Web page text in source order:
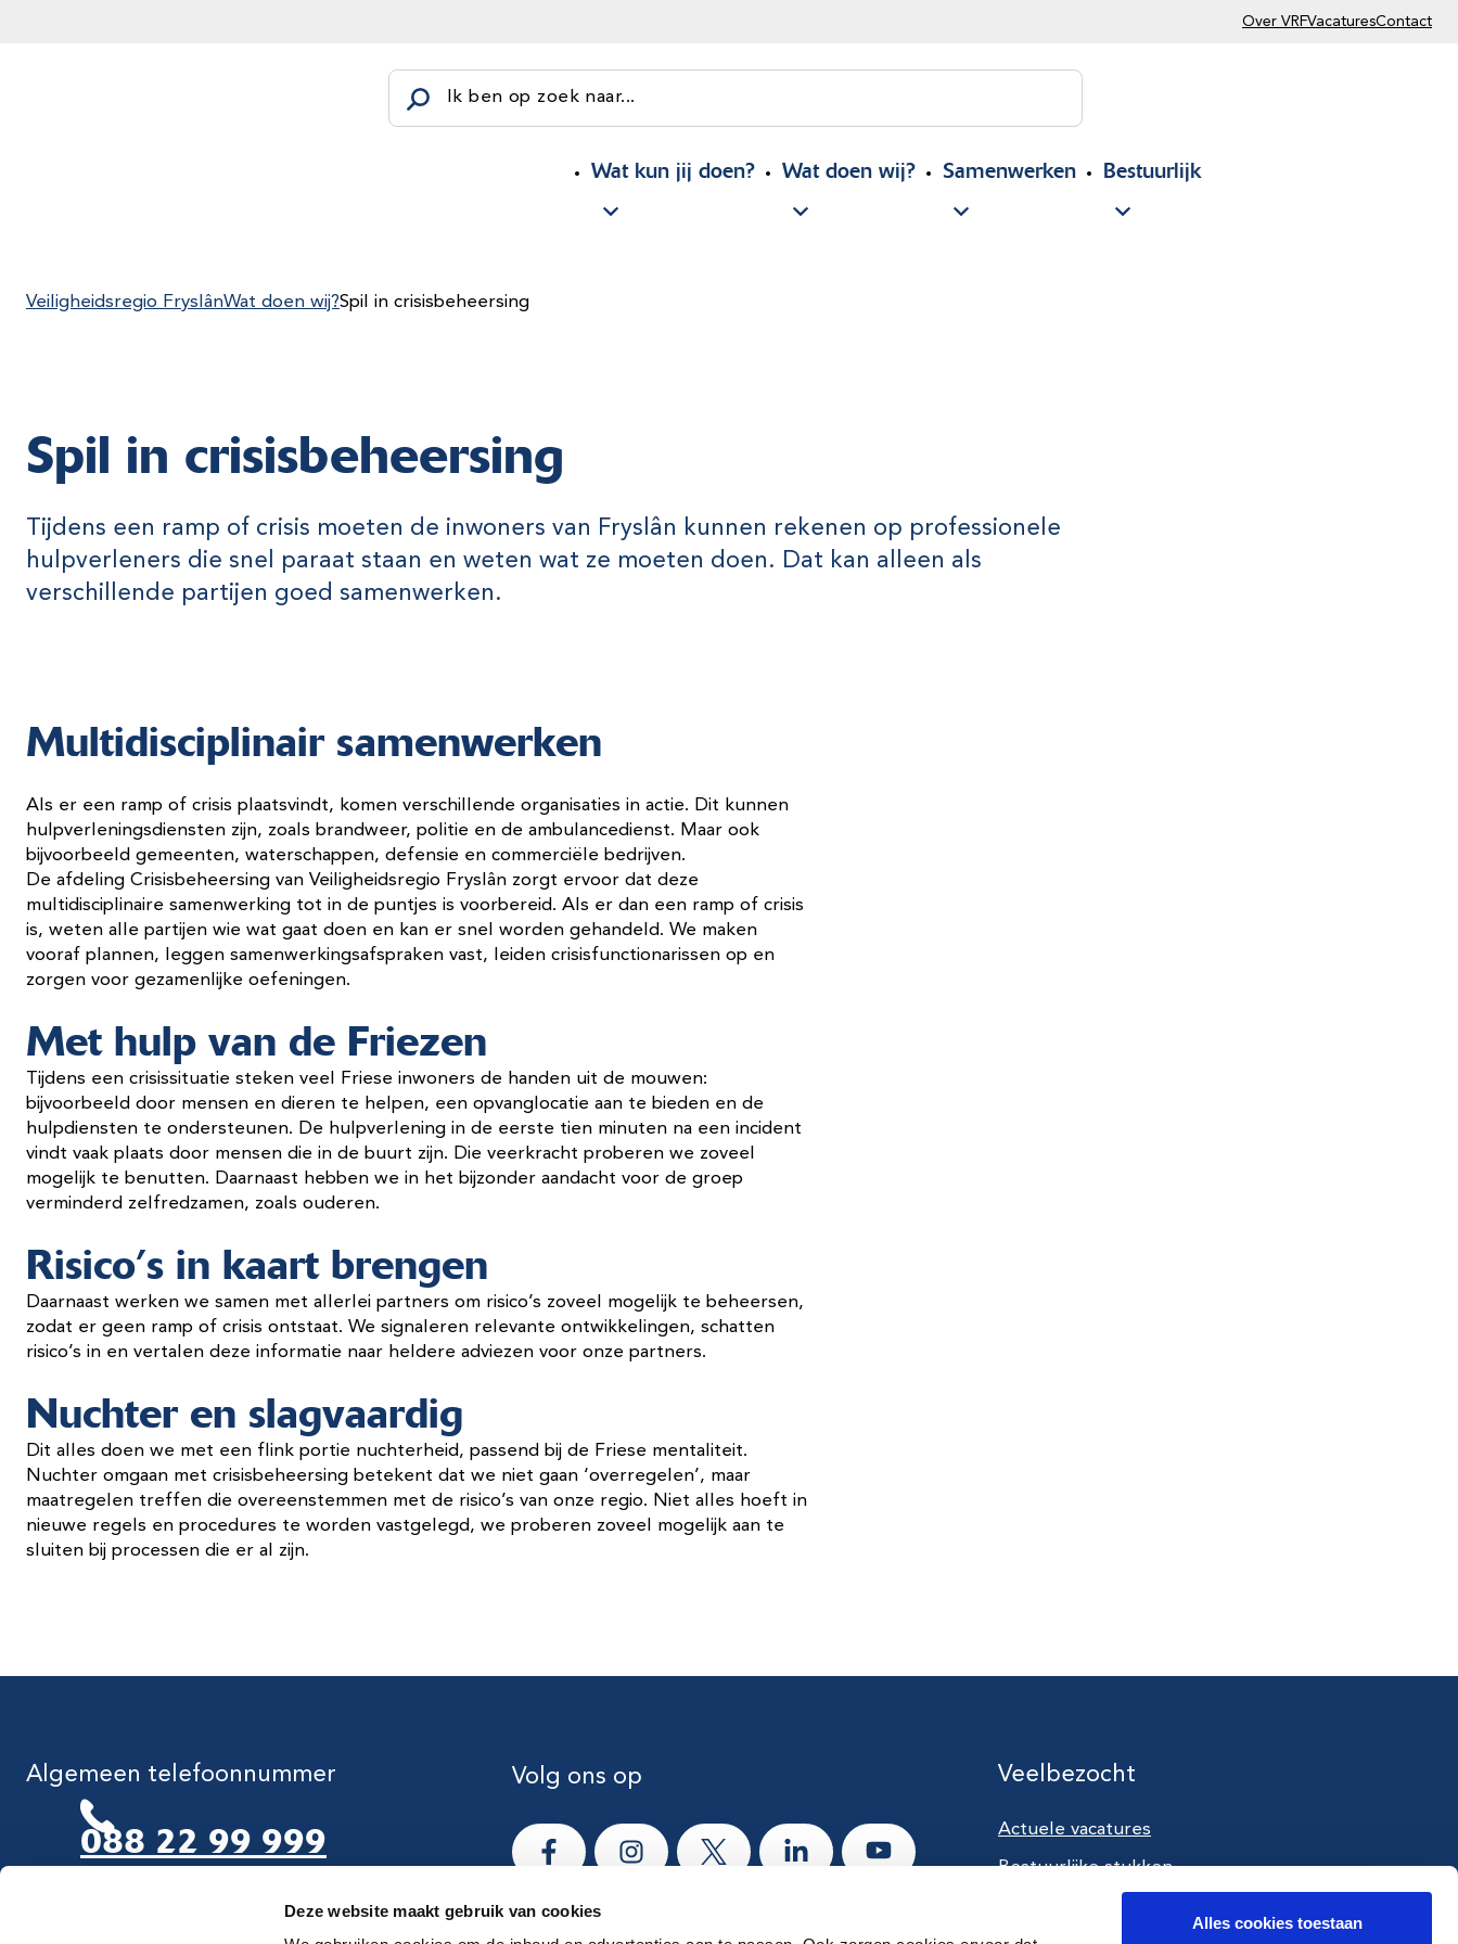
Deze website maakt gebruik van cookies
Alles cookies toestaan
Wat kun jij doen? Wat doen wij? Samenwerken Bestuurlijk
Over VRFVacaturesContact
Ik ben op zoek naar...
Veiligheidsregio FryslânWat doen wij?Spil in crisisbeheersing
Spil in crisisbeheersing
Tijdens een ramp of crisis moeten de inwoners van Fryslân kunnen rekenen op professionele
hulpverleners die snel paraat staan en weten wat ze moeten doen. Dat kan alleen als
verschillende partijen goed samenwerken.
Multidisciplinair samenwerken
Als er een ramp of crisis plaatsvindt, komen verschillende organisaties in actie. Dit kunnen
hulpverleningsdiensten zijn, zoals brandweer, politie en de ambulancedienst. Maar ook
bijvoorbeeld gemeenten, waterschappen, defensie en commerciële bedrijven.
De afdeling Crisisbeheersing van Veiligheidsregio Fryslân zorgt ervoor dat deze
multidisciplinaire samenwerking tot in de puntjes is voorbereid. Als er dan een ramp of crisis
is, weten alle partijen wie wat gaat doen en kan er snel worden gehandeld. We maken
vooraf plannen, leggen samenwerkingsafspraken vast, leiden crisisfunctionarissen op en
zorgen voor gezamenlijke oefeningen.
Met hulp van de Friezen
Tijdens een crisissituatie steken veel Friese inwoners de handen uit de mouwen:
bijvoorbeeld door mensen en dieren te helpen, een opvanglocatie aan te bieden en de
hulpdiensten te ondersteunen. De hulpverlening in de eerste tien minuten na een incident
vindt vaak plaats door mensen die in de buurt zijn. Die veerkracht proberen we zoveel
mogelijk te benutten. Daarnaast hebben we in het bijzonder aandacht voor de groep
verminderd zelfredzamen, zoals ouderen.
Risico’s in kaart brengen
Daarnaast werken we samen met allerlei partners om risico’s zoveel mogelijk te beheersen,
zodat er geen ramp of crisis ontstaat. We signaleren relevante ontwikkelingen, schatten
risico’s in en vertalen deze informatie naar heldere adviezen voor onze partners.
Nuchter en slagvaardig
Dit alles doen we met een flink portie nuchterheid, passend bij de Friese mentaliteit.
Nuchter omgaan met crisisbeheersing betekent dat we niet gaan ‘overregelen’, maar
maatregelen treffen die overeenstemmen met de risico’s van onze regio. Niet alles hoeft in
nieuwe regels en procedures te worden vastgelegd, we proberen zoveel mogelijk aan te
sluiten bij processen die er al zijn.
Algemeen telefoonnummer
088 22 99 999
Maandag t/m vrijdag van 8.00-17.00 uur
Volg ons op
Ga naar Facebook
Ga naar Instagram
Ga naar XGa naar LinkedInGa naar Youtube
Veelbezocht
Actuele vacatures
Bestuurlijke stukken